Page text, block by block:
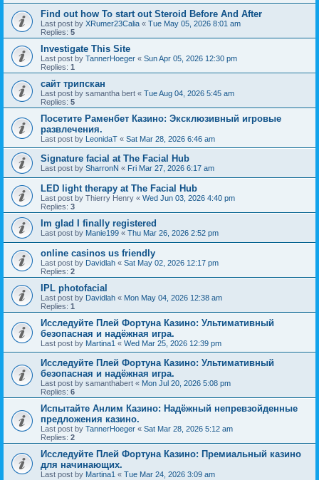
Find out how To start out Steroid Before And After
Last post by XRumer23Calia « Tue May 05, 2026 8:01 am
Replies: 5
Investigate This Site
Last post by TannerHoeger « Sun Apr 05, 2026 12:30 pm
Replies: 1
сайт трипскан
Last post by samantha bert « Tue Aug 04, 2026 5:45 am
Replies: 5
Посетите Раменбет Казино: Эксклюзивный игровые
развлечения.
Last post by LeonidaT « Sat Mar 28, 2026 6:46 am
Signature facial at The Facial Hub
Last post by SharronN « Fri Mar 27, 2026 6:17 am
LED light therapy at The Facial Hub
Last post by Thierry Henry « Wed Jun 03, 2026 4:40 pm
Replies: 3
Im glad I finally registered
Last post by Manie199 « Thu Mar 26, 2026 2:52 pm
online casinos us friendly
Last post by Davidlah « Sat May 02, 2026 12:17 pm
Replies: 2
IPL photofacial
Last post by Davidlah « Mon May 04, 2026 12:38 am
Replies: 1
Исследуйте Плей Фортуна Казино: Ультимативный
безопасная и надёжная игра.
Last post by Martina1 « Wed Mar 25, 2026 12:39 pm
Исследуйте Плей Фортуна Казино: Ультимативный
безопасная и надёжная игра.
Last post by samanthabert « Mon Jul 20, 2026 5:08 pm
Replies: 6
Испытайте Анлим Казино: Надёжный непревзойденные
предложения казино.
Last post by TannerHoeger « Sat Mar 28, 2026 5:12 am
Replies: 2
Исследуйте Плей Фортуна Казино: Премиальный казино
для начинающих.
Last post by Martina1 « Tue Mar 24, 2026 3:09 am